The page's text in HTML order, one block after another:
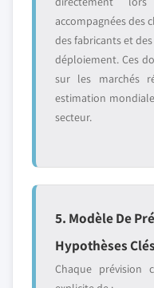
accompagnées des
des fabricants et
déploiement. Ces
sur les marchés
estimation
secteur.
5. Modèle De
Hypothèses Clés
Chaque prévision